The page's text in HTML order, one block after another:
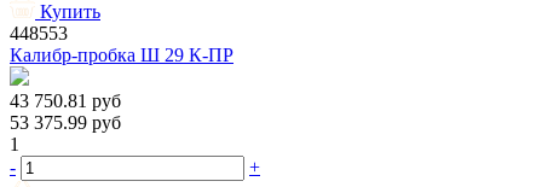
Купить
448553
Калибр-пробка Ш 29 К-ПР
43 750.81 руб
53 375.99 руб
1
-
+